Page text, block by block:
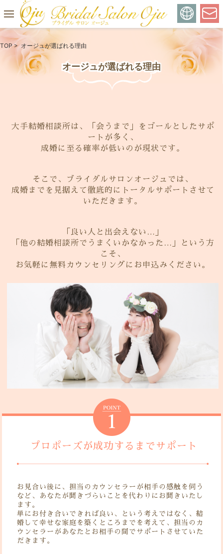
TOP> オージュが選ばれる理由
オージュが選ばれる理由
大手結婚相談所は、「会うまで」をゴールとしたサポ
ートが多く、
成婚に至る確率が低いのが現状です。
そこで、ブライダルサロンオージュでは、
成婚までを見据えて徹底的にトータルサポートさせて
いただきます。
「良い人と出会えない…」
「他の結婚相談所でうまくいかなかった…」という方
こそ、
お気軽に無料カウンセリングにお申込みください。
プロポーズが成功するまでサポート
お見合い後に、担当のカウンセラーが相手の感触を伺う
など、あなたが聞きづらいことを代わりにお聞きいたし
ます。
単にお付き合いできれば良い、という考えではなく、結
婚して幸せな家庭を築くところまでを考えて、担当のカ
ウンセラーがあなたとお相手の間でサポートさせていた
だきます。